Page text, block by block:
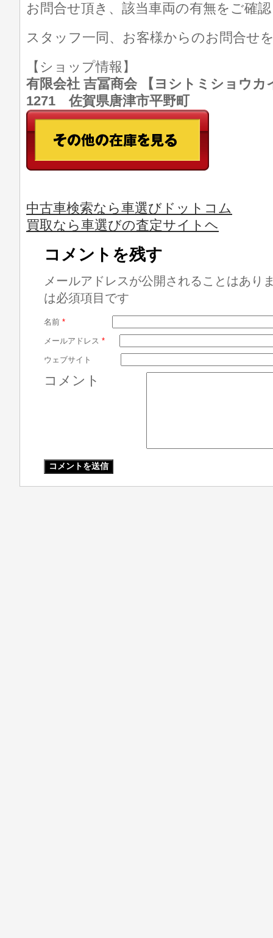
お問合せ頂き、該当車両の有無をご確
スタッフ一同、お客様からのお問合せ
【ショップ情報】
有限会社 吉冨商会 【ヨシトミショウ
1271 佐賀県唐津市平野町
中古車検索なら車選びドットコム
買取なら車選びの査定サイトヘ
コメントを残す
メールアドレスが公開されることはあり
は必須項目です
名前 *
メールアドレス *
ウェブサイト
コメント